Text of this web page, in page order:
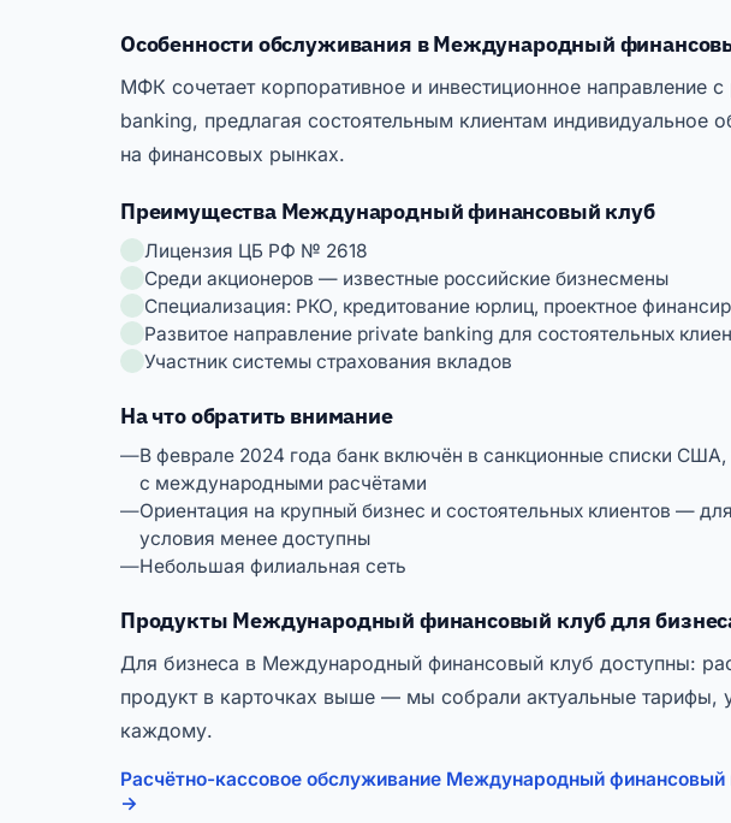
Особенности обслуживания в Международный
МФК сочетает корпоративное и инвестиционное направление
banking, предлагая состоятельным клиентам индивидуальное
на финансовых рынках.
Преимущества Международный финансовый клуб
Лицензия ЦБ РФ № 2618
Среди акционеров — известные российские бизнесмены
Специализация: РКО, кредитование юрлиц, проектное
Развитое направление private banking для состоятельных
Участник системы страхования вкладов
На что обратить внимание
В феврале 2024 года банк включён в санкционные списки США,
с международными расчётами
Ориентация на крупный бизнес и состоятельных клиентов —
условия менее доступны
Небольшая филиальная сеть
Продукты Международный финансовый клуб для
Для бизнеса в Международный финансовый клуб доступны:
продукт в карточках выше — мы собрали актуальные тарифы,
каждому.
Расчётно-кассовое обслуживание Международный
→